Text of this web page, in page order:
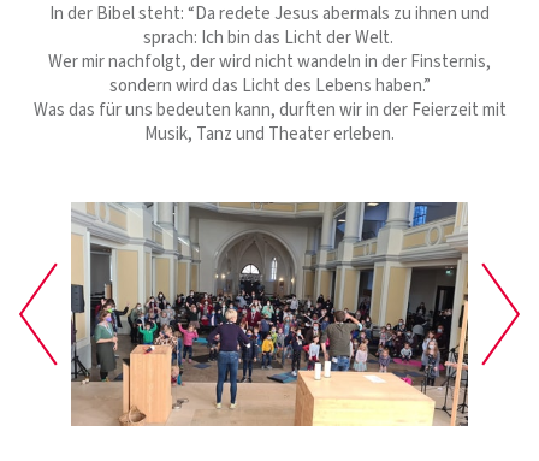
In der Bibel steht: “Da redete Jesus abermals zu ihnen und
sprach: Ich bin das Licht der Welt.
Wer mir nachfolgt, der wird nicht wandeln in der Finsternis,
sondern wird das Licht des Lebens haben.”
Was das für uns bedeuten kann, durften wir in der Feierzeit mit
Musik, Tanz und Theater erleben.